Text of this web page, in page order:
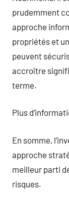
prudemment
approche
propriétés et
peuvent
accroître
terme.
Plus
En somme,
approche
meilleur parti
risques.